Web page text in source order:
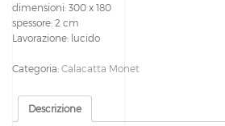
dimensioni: 300 x 180
spessore: 2 cm
Lavorazione: lucido
Categoria: Calacatta Monet
Descrizione